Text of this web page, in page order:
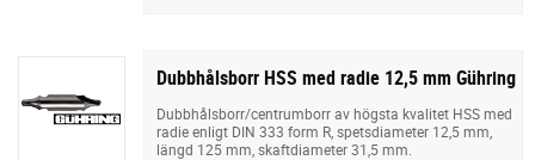
Dubbhålsborr HSS med radie 12,5 mm Gühring
Dubbhålsborr/centrumborr av högsta kvalitet HSS med
radie enligt DIN 333 form R, spetsdiameter 12,5 mm,
längd 125 mm, skaftdiameter 31,5 mm.